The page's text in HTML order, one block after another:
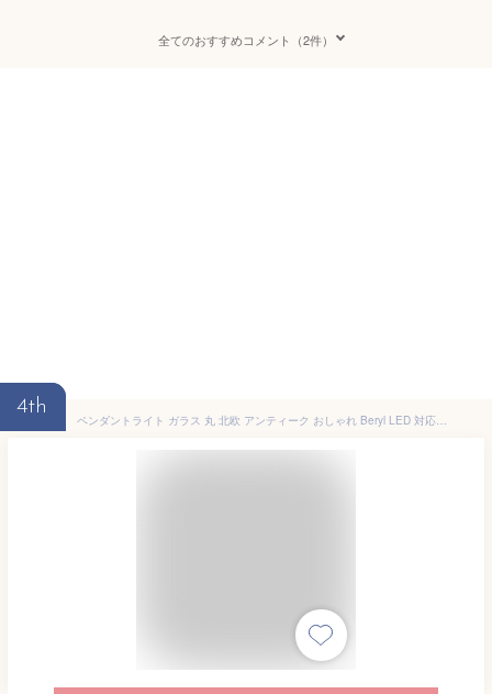
全てのおすすめコメント（2件）
4th
ペンダントライト ガラス 丸 北欧 アンティーク おしゃれ Beryl LED 対応 1灯 照明 シェード ボール型 ブルー クリアー アンティーク風 シャボン玉 リビング ダイニング トイレ 玄関 天井照明 カフェ風 シーリングライト フレンチ カントリー レトロ ペンダントランプ